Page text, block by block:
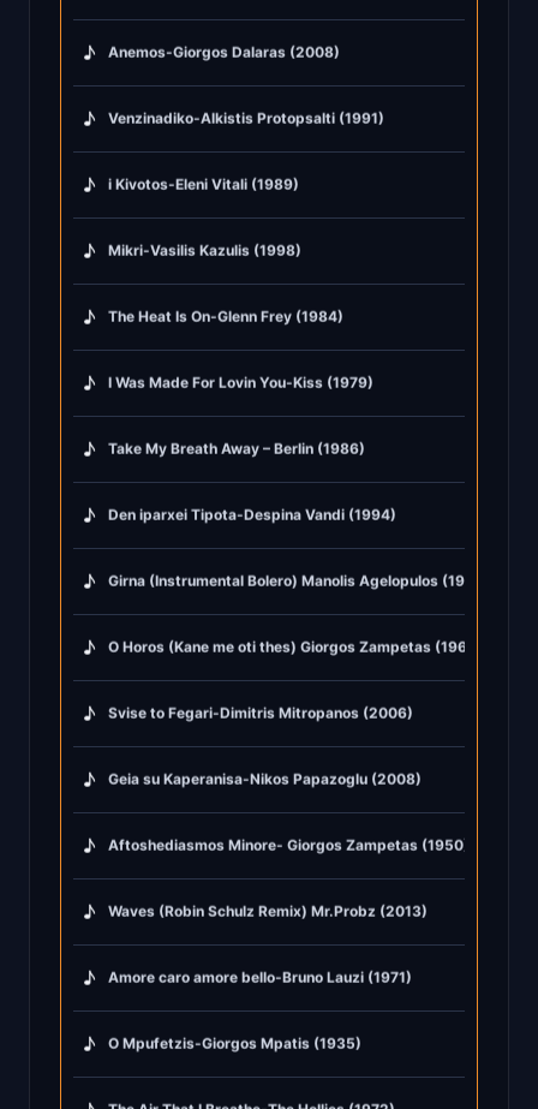
♪ Anemos-Giorgos Dalaras (2008)
♪ Venzinadiko-Alkistis Protopsalti (1991)
♪ i Kivotos-Eleni Vitali (1989)
♪ Mikri-Vasilis Kazulis (1998)
♪ The Heat Is On-Glenn Frey (1984)
♪ I Was Made For Lovin You-Kiss (1979)
♪ Take My Breath Away – Berlin (1986)
♪ Den iparxei Tipota-Despina Vandi (1994)
♪ Girna (Instrumental Bolero) Manolis Agelopulos (1975)
♪ O Horos (Kane me oti thes) Giorgos Zampetas (1967)
♪ Svise to Fegari-Dimitris Mitropanos (2006)
♪ Geia su Kaperanisa-Nikos Papazoglu (2008)
♪ Aftoshediasmos Minore- Giorgos Zampetas (1950)
♪ Waves (Robin Schulz Remix) Mr.Probz (2013)
♪ Amore caro amore bello-Bruno Lauzi (1971)
♪ O Mpufetzis-Giorgos Mpatis (1935)